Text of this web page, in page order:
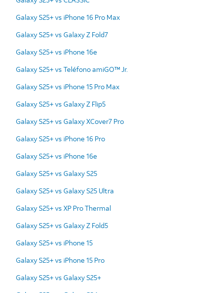
Galaxy S25+ vs iPhone 16 Pro Max
Galaxy S25+ vs Galaxy Z Fold7
Galaxy S25+ vs iPhone 16e
Galaxy S25+ vs Teléfono amiGO™ Jr.
Galaxy S25+ vs iPhone 15 Pro Max
Galaxy S25+ vs Galaxy Z Flip5
Galaxy S25+ vs Galaxy XCover7 Pro
Galaxy S25+ vs iPhone 16 Pro
Galaxy S25+ vs iPhone 16e
Galaxy S25+ vs Galaxy S25
Galaxy S25+ vs Galaxy S25 Ultra
Galaxy S25+ vs XP Pro Thermal
Galaxy S25+ vs Galaxy Z Fold5
Galaxy S25+ vs iPhone 15
Galaxy S25+ vs iPhone 15 Pro
Galaxy S25+ vs Galaxy S25+